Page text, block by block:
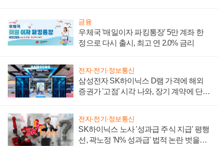
금융
우체국 '매일이자 파킹통장' 5만 계좌 한
정으로 다시 출시, 최고 연 2.0% 금리
전자·전기·정보통신
삼성전자 SK하이닉스 D램 가격에 해외
증권가 '고점' 시각 나와, 장기 계약에 단점
전자·전기·정보통신
SK하이닉스 노사 '성과급 주식 지급' 평행
선, 곽노정 'N% 성과급' 법적 논란 벗을지